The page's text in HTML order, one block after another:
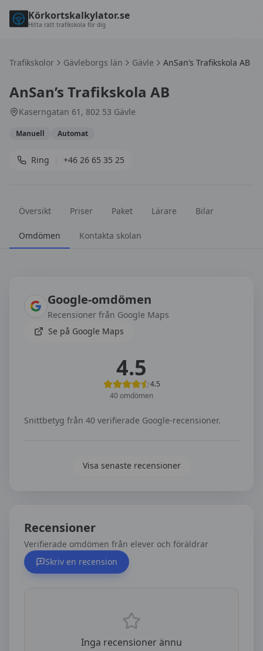
Körkortskalkylator.se
Hitta rätt trafikskola för dig
Trafikskolor Gävleborgs län Gävle AnSan’s Trafikskola AB
AnSan’s Trafikskola AB
Kaserngatan 61, 802 53 Gävle
Manuell Automat
Ring +46 26 65 35 25
Översikt Priser Paket Lärare Bilar
Omdömen Kontakta skolan
Google-omdömen
Recensioner från Google Maps
Se på Google Maps
4.5
4.5
40 omdömen
Snittbetyg från 40 verifierade Google-recensioner.
Visa senaste recensioner
Recensioner
Verifierade omdömen från elever och föräldrar
Skriv en recension
Inga recensioner ännu